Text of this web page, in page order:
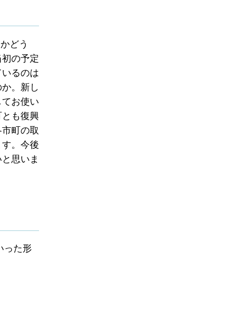
どう
の予定
るのは
。新し
お使い
も復興
町の取
。今後
思いま
った形